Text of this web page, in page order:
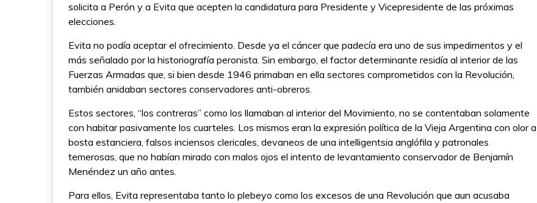
solicita a Perón y a Evita que acepten la candidatura para Presidente y Vicepresidente de las próximas
elecciones.
Evita no podía aceptar el ofrecimiento. Desde ya el cáncer que padecía era uno de sus impedimentos y el
más señalado por la historiografía peronista. Sin embargo, el factor determinante residía al interior de las
Fuerzas Armadas que, si bien desde 1946 primaban en ella sectores comprometidos con la Revolución,
también anidaban sectores conservadores anti-obreros.
Estos sectores, “los contreras” como los llamaban al interior del Movimiento, no se contentaban solamente
con habitar pasivamente los cuarteles. Los mismos eran la expresión política de la Vieja Argentina con olor a
bosta estanciera, falsos inciensos clericales, devaneos de una intelligentsia anglófila y patronales
temerosas, que no habían mirado con malos ojos el intento de levantamiento conservador de Benjamín
Menéndez un año antes.
Para ellos, Evita representaba tanto lo plebeyo como los excesos de una Revolución que aun acusaba